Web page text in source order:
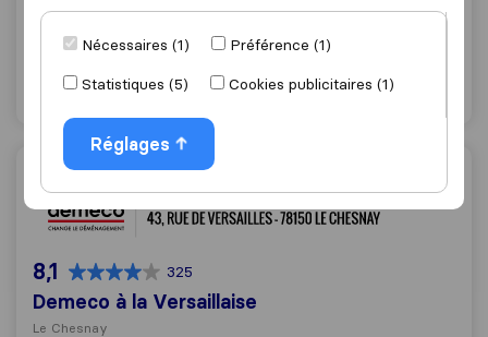
La Celle-Saint-Cloud
8,1 325
Demeco à la Versaillaise
Le Chesnay
Nécessaires (1)
Préférence (1)
Statistiques (5)
Cookies publicitaires (1)
Réglages